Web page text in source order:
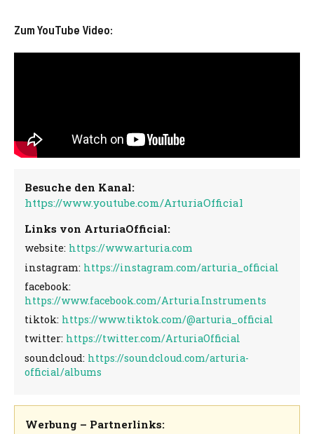
Zum YouTube Video:
Besuche den Kanal:
https://www.youtube.com/ArturiaOfficial
Links von ArturiaOfficial:
website: https://www.arturia.com
instagram: https://instagram.com/arturia_official
facebook:
https://www.facebook.com/Arturia.Instruments
tiktok: https://www.tiktok.com/@arturia_official
twitter: https://twitter.com/ArturiaOfficial
soundcloud: https://soundcloud.com/arturia-
official/albums
Werbung – Partnerlinks: